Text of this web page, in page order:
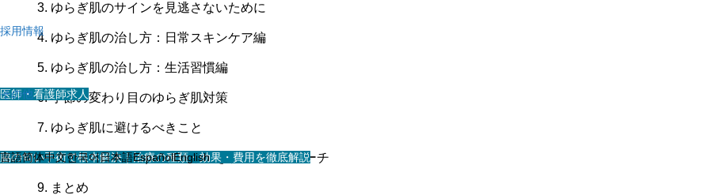
採用情報
医師・看護師求人
スタッフ求人
その他
脇の匂い手術で根本解決｜治療の種類・効果・費用を徹底解説
言語简体中文한국어日本語EspañolEnglish
ゆらぎ肌のサインを見逃さないために
ゆらぎ肌の治し方：日常スキンケア編
ゆらぎ肌の治し方：生活習慣編
季節の変わり目のゆらぎ肌対策
ゆらぎ肌に避けるべきこと
クリニックで受けられるゆらぎ肌へのアプローチ
まとめ